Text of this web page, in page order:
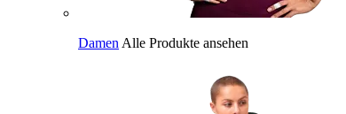
Damen Alle Produkte ansehen